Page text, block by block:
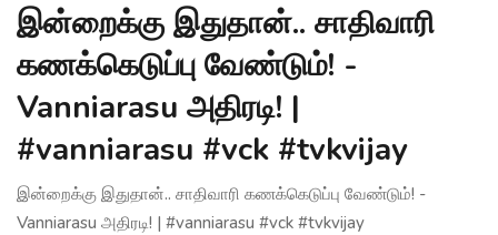
இன்றைக்கு இதுதான்.. சாதிவாரி
கணக்கெடுப்பு வேண்டும்! -
Vanniarasu அதிரடி! |
#vanniarasu #vck #tvkvijay
இன்றைக்கு இதுதான்.. சாதிவாரி கணக்கெடுப்பு வேண்டும்! -
Vanniarasu அதிரடி! | #vanniarasu #vck #tvkvijay